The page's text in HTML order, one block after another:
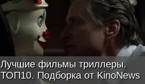
Лучшие фильмы триллеры.
ТОП10. Подборка от KinoNews